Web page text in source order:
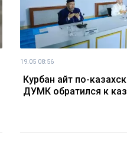
19.05 08:56
Курбан айт по-
ДУМК обратился к